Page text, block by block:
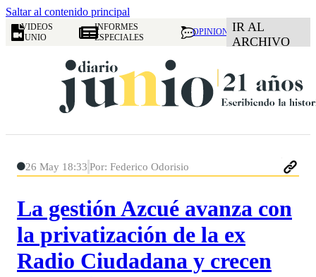
Saltar al contenido principal
VIDEOS
JUNIO
INFORMES
ESPECIALES
OPINION IR AL
ARCHIVO
26 May 18:33 Por: Federico Odorisio
La gestión Azcué avanza con
la privatización de la ex
Radio Ciudadana y crecen